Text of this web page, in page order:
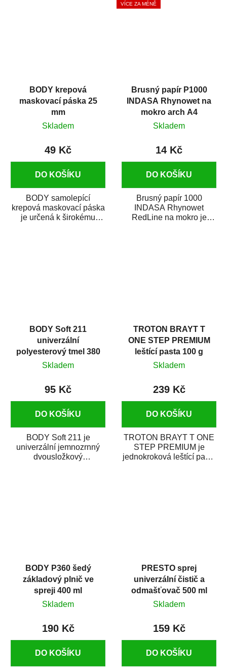
BODY krepová
maskovací páska 25
mm
Skladem
49 Kč
DO KOŠÍKU
BODY samolepící
krepová maskovací páska
je určená k širokému
VÍCE ZA MÉNĚ
Brusný papír P1000
INDASA Rhynowet na
mokro arch A4
Skladem
14 Kč
DO KOŠÍKU
Brusný papír 1000
INDASA Rhynowet
RedLine na mokro je
BODY Soft 211
univerzální
polyesterový tmel 380
g
Skladem
95 Kč
DO KOŠÍKU
BODY Soft 211 je
univerzální jemnozrnný
dvousložkový
TROTON BRAYT T
ONE STEP PREMIUM
leštící pasta 100 g
Skladem
239 Kč
DO KOŠÍKU
TROTON BRAYT T ONE
STEP PREMIUM je
jednokroková leštící pasta
BODY P360 šedý
základový plnič ve
spreji 400 ml
Skladem
190 Kč
DO KOŠÍKU
PRESTO sprej
univerzální čistič a
odmašťovač 500 ml
Skladem
159 Kč
DO KOŠÍKU